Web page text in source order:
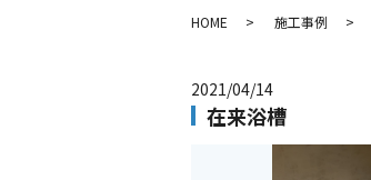
HOME 施工事例
2021/04/14
在来浴槽